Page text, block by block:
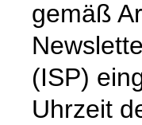
gemäß
(ISP)
Uhrzeit